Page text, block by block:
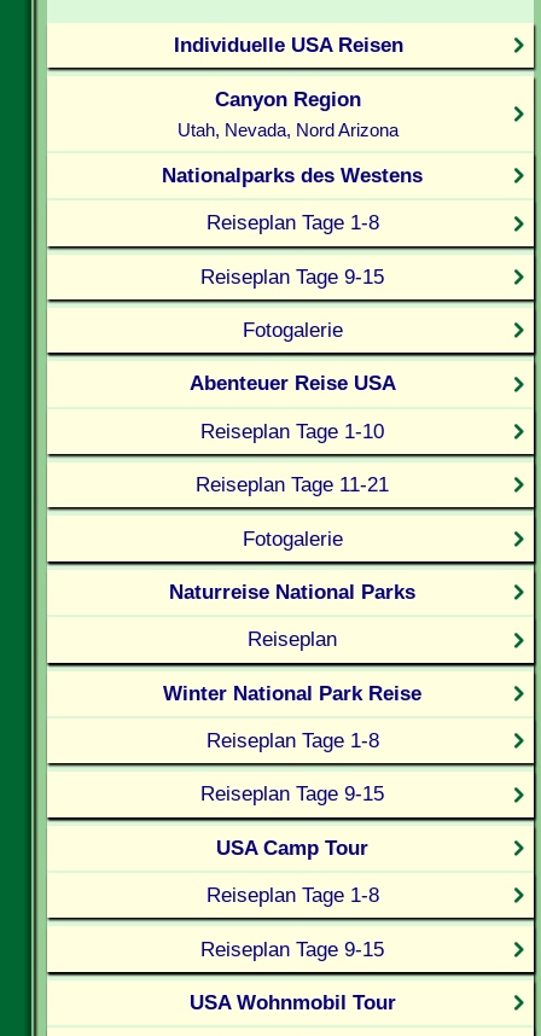
Individuelle USA Reisen
Canyon Region
Utah, Nevada, Nord Arizona
Nationalparks des Westens
Reiseplan Tage 1-8
Reiseplan Tage 9-15
Fotogalerie
Abenteuer Reise USA
Reiseplan Tage 1-10
Reiseplan Tage 11-21
Fotogalerie
Naturreise National Parks
Reiseplan
Winter National Park Reise
Reiseplan Tage 1-8
Reiseplan Tage 9-15
USA Camp Tour
Reiseplan Tage 1-8
Reiseplan Tage 9-15
USA Wohnmobil Tour